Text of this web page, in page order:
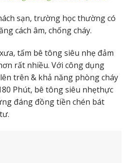
sạn, trường học thường có
cách âm, chống cháy.
tấm bê tông siêu nhẹ đảm
rất nhiều. Với công dụng
trên & khả năng phòng cháy
Phút, bê tông siêu nhẹthực
đáng đồng tiền chén bát